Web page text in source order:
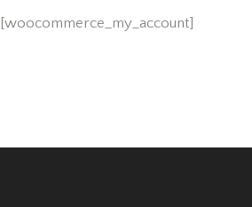
[woocommerce_my_account]